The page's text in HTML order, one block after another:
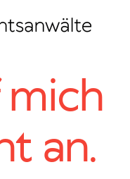
mich
an.